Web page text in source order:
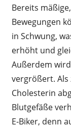
Bereits
Bewegungen
in Schwung,
erhöht und
Außerdem
vergrößert. Als
Cholesterin
Blutgefäße
E‑Biker, denn